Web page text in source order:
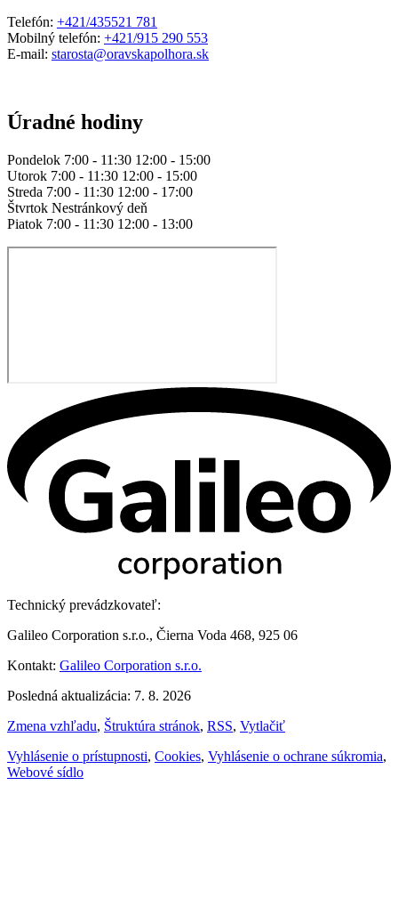
Telefón: +421/435521 781
Mobilný telefón: +421/915 290 553
E-mail: starosta@oravskapolhora.sk
Úradné hodiny
Pondelok 7:00 - 11:30 12:00 - 15:00
Utorok 7:00 - 11:30 12:00 - 15:00
Streda 7:00 - 11:30 12:00 - 17:00
Štvrtok Nestránkový deň
Piatok 7:00 - 11:30 12:00 - 13:00
Technický prevádzkovateľ:
Galileo Corporation s.r.o., Čierna Voda 468, 925 06
Kontakt: Galileo Corporation s.r.o.
Posledná aktualizácia: 7. 8. 2026
Zmena vzhľadu, Štruktúra stránok, RSS, Vytlačiť
Vyhlásenie o prístupnosti, Cookies, Vyhlásenie o ochrane súkromia,
Webové sídlo